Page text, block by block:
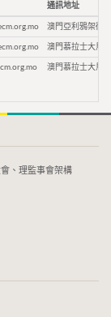
通訊地址
澳門亞利鴉架街9
澳門慕拉士大馬
澳門慕拉士大馬
、理監事會架構